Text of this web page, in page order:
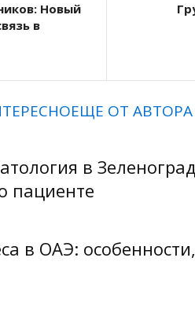
Новый
в
ЕЩЕ ОТ АВТОРА
в
пациенте
в ОАЭ: